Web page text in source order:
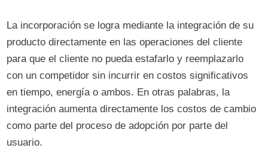
La incorporación se logra mediante la integración de su
producto directamente en las operaciones del cliente
para que el cliente no pueda estafarlo y reemplazarlo
con un competidor sin incurrir en costos significativos
en tiempo, energía o ambos. En otras palabras, la
integración aumenta directamente los costos de cambio
como parte del proceso de adopción por parte del
usuario.